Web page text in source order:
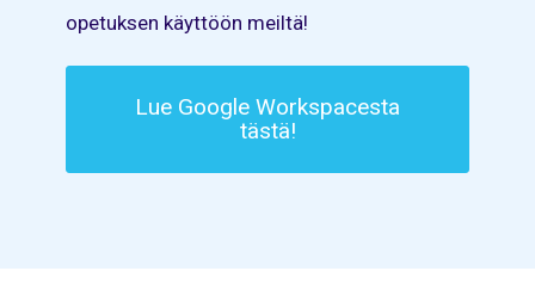
opetuksen käyttöön meiltä!
Lue Google Workspacesta
tästä!